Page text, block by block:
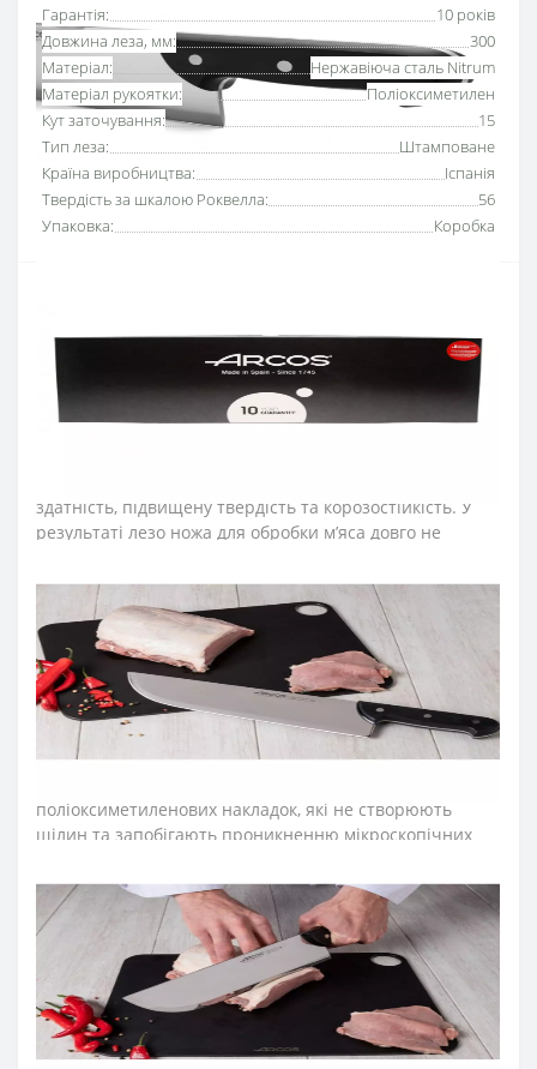
Гарантія:
10 років
Довжина леза, мм:
300
Матеріал:
Нержавіюча сталь Nitrum
Матеріал рукоятки:
Поліоксиметилен
Кут заточування:
15
Тип леза:
Штамповане
Країна виробництва:
Іспанія
Твердість за шкалою Роквелла:
56
Упаковка:
Коробка
використовують для обробки м’ясної туші,
видалення прожилок та хрящів. Серію професійних
ножів Аркос «Юнівьорсал» розробили для
професійного та домашнього використання.
здатність, підвищену твердість та корозостійкість. У
результаті лезо ножа для обробки м’яса довго не
служби, забезпечуючи економічну ефективність
інвентарю.
Рукоятка професійних ножів м’ясника серії
«Юнівьорсал» ідеальна для інтенсивного
використання, завдяки ергономічній формі із
потовщенням посередині. Комфортний захват
рукоятки не перевантажує кисть руки впродовж
поліоксиметиленових накладок, які не створюють
щілин та запобігають проникненню мікроскопічних
професійного ножа міцні металеві заклепки, що
сприяють довготривалій роботі з професійним ножем.
Антиковзкий виступ, розміщений на кінці рукоятки
ножа серії «Юнівьорсал», не дозволяє руці повара
зісковзнути та сприяє безпечності його використання.
Рукоятка ножа для м’яса стійка до кислот, хлору,
миючих засобів та високих температур.